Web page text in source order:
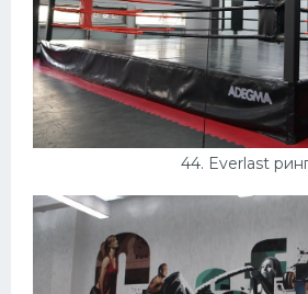
44. Everlast